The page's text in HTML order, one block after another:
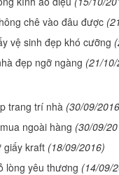
chê vào đâu được
vệ sinh đẹp khó cưỡng
đẹp ngỡ ngàng (21/
trang trí nhà (30/09/
ngoài hàng (30/09/
giấy kraft (18/09/2016)
lòng yêu thương (14/09/